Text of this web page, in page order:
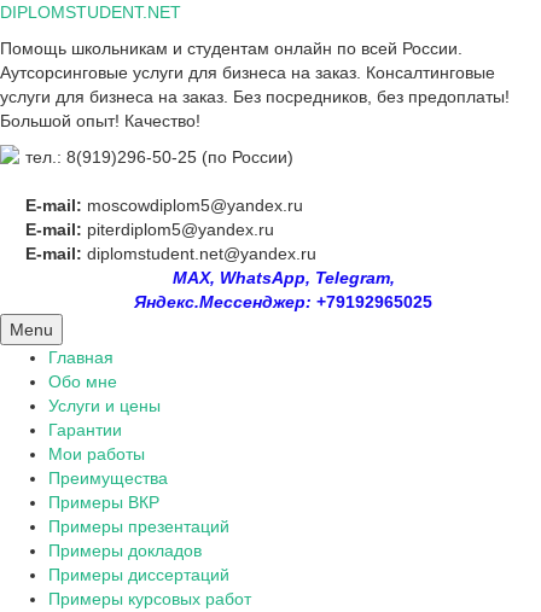
Skip
content
DIPLOMSTUDENT.NET
Помощь школьникам и студентам онлайн по всей России.
Аутсорсинговые услуги для бизнеса на заказ. Консалтинговые
услуги для бизнеса на заказ. Без посредников, без предоплаты!
Большой опыт! Качество!
тел.: 8(919)296-50-25 (по России)
E-mail: moscowdiplom5@yandex.ru
E-mail: piterdiplom5@yandex.ru
E-mail: diplomstudent.net@yandex.ru
MAX, WhatsApp, Telegram,
Яндекс.Мессенджер: +79192965025
Menu
Главная
Обо мне
Услуги и цены
Гарантии
Мои работы
Преимущества
Примеры ВКР
Примеры презентаций
Примеры докладов
Примеры диссертаций
Примеры курсовых работ